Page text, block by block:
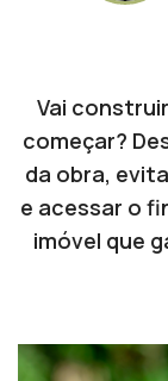
Vai
começar?
da obra,
e acessar o
imóvel que